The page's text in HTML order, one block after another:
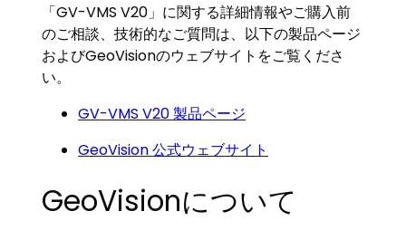
「GV-VMS V20」に関する詳細情報やご購入前
のご相談、技術的なご質問は、以下の製品ページ
およびGeoVisionのウェブサイトをご覧くださ
い。
GV-VMS V20 製品ページ
GeoVision 公式ウェブサイト
GeoVisionについて